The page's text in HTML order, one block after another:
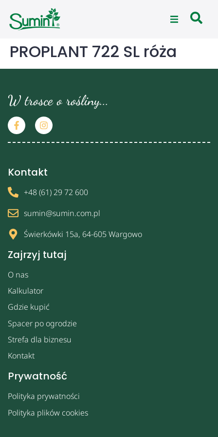
PROPLANT 722 SL róża
W trosce o rośliny...
Zajrzyj tutaj
O nas
Kalkulator
Gdzie kupić
Spacer po ogrodzie
Strefa dla biznesu
Kontakt
Prywatność
Polityka prywatności
Polityka plików cookies
Kontakt
+48 (61) 29 72 600
sumin@sumin.com.pl
Świerkówki 15a, 64-605 Wargowo